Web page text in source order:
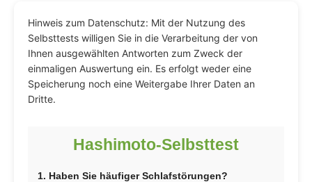
Hinweis zum Datenschutz: Mit der Nutzung des
Selbsttests willigen Sie in die Verarbeitung der von
Ihnen ausgewählten Antworten zum Zweck der
einmaligen Auswertung ein. Es erfolgt weder eine
Speicherung noch eine Weitergabe Ihrer Daten an
Dritte.
Hashimoto-Selbsttest
1. Haben Sie häufiger Schlafstörungen?